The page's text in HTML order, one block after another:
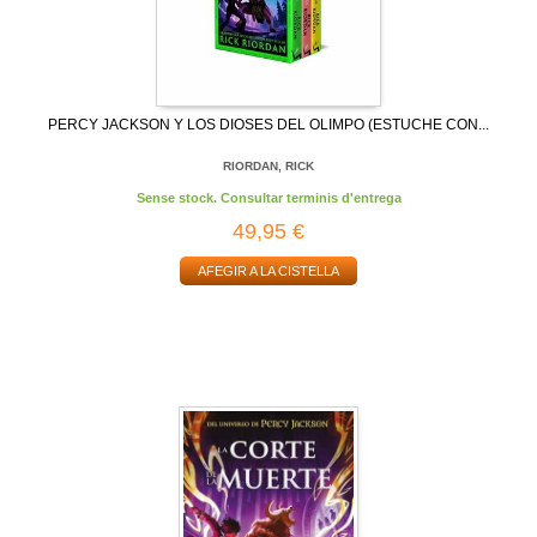
PERCY JACKSON Y LOS DIOSES DEL OLIMPO (ESTUCHE CON...
RIORDAN, RICK
Sense stock. Consultar terminis d'entrega
49,95 €
AFEGIR A LA CISTELLA